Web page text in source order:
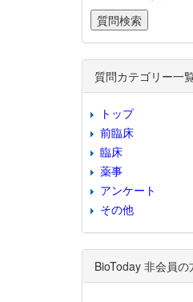
質問カテゴリー一
トップ
前臨床
臨床
薬事
アンケート
その他
BioToday 非会員の